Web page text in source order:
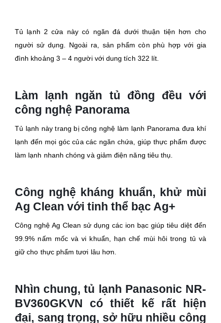
Tủ lạnh 2 cửa này có ngăn đá dưới thuận tiện hơn cho
người sử dụng. Ngoài ra, sản phẩm còn phù hợp với gia
đình khoảng 3 – 4 người với dung tích 322 lít.
Làm lạnh ngăn tủ đồng đều với
công nghệ Panorama
Tủ lạnh này trang bị công nghệ làm lạnh Panorama đưa khí
lạnh đến mọi góc của các ngăn chứa, giúp thực phẩm được
làm lạnh nhanh chóng và giảm điện năng tiêu thụ.
Công nghệ kháng khuẩn, khử mùi
Ag Clean với tinh thể bạc Ag+
Công nghệ Ag Clean sử dụng các ion bạc giúp tiêu diệt đến
99.9% nấm mốc và vi khuẩn, hạn chế mùi hôi trong tủ và
giữ cho thực phẩm tươi lâu hơn.
Nhìn chung, tủ lạnh Panasonic NR-
BV360GKVN có thiết kế rất hiện
đại, sang trọng, sở hữu nhiều công